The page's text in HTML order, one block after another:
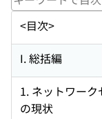
<目次>
I. 総括編
1. ネットワー
の現状